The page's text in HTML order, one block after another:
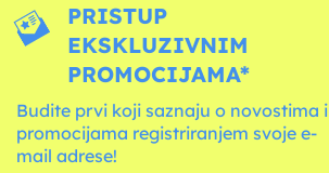
PRISTUP
EKSKLUZIVNIM
PROMOCIJAMA*
Budite prvi koji saznaju o novostima i
promocijama registriranjem svoje e-
mail adrese!